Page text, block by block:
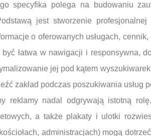
specyfika polega na budowaniu
jest stworzenie
o oferowanych usługach,
łatwa w nawigacji i responsywna,
jej pod kątem
zakład podczas poszukiwania usług
reklamy nadal odgrywają istotną
a także plakaty i ulotki
administracjach) mogą